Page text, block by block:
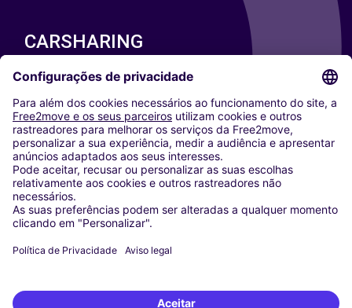
CARSHARING
NOSSAS CIDADES
Washington DC
Milan
Rome
Turin
Vienna
Berlin
Cologne
Dusseldorf
Frankfurt
Munich